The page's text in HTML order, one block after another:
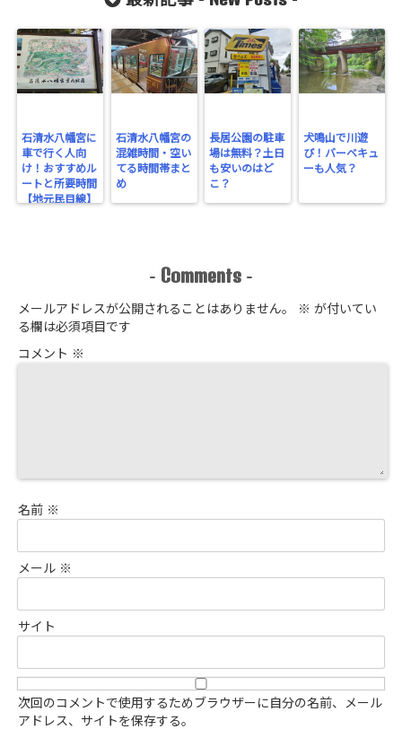
石清水八幡宮に
車で行く人向
け！おすすめル
ートと所要時間
【地元民目線】
石清水八幡宮の
混雑時間・空い
てる時間帯まと
め
長居公園の駐車
場は無料？土日
も安いのはど
こ？
犬鳴山で川遊
び！バーベキュ
ーも人気？
- Comments -
メールアドレスが公開されることはありません。 ※ が付いてい
る欄は必須項目です
コメント ※
名前 ※
メール ※
サイト
次回のコメントで使用するためブラウザーに自分の名前、メール
アドレス、サイトを保存する。